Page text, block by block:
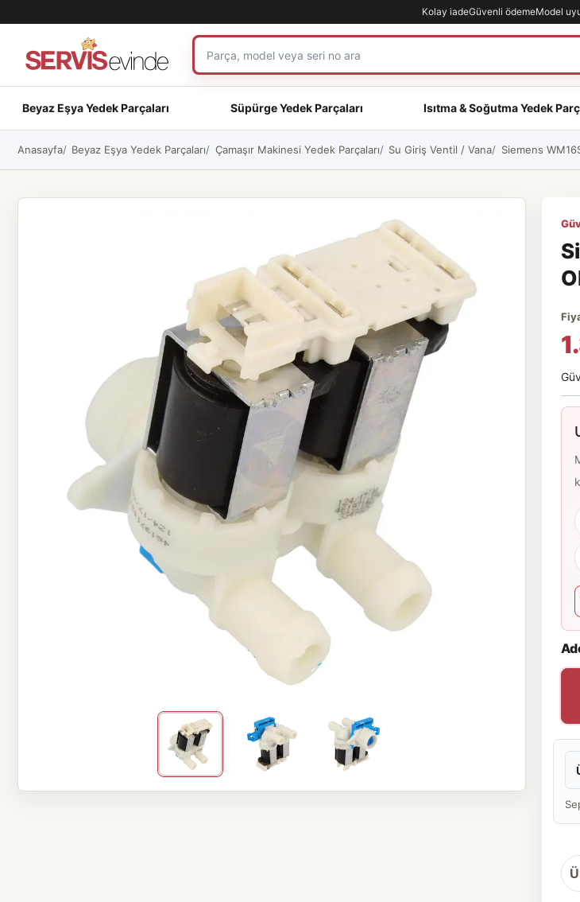
Kolay iadeGüvenli ödemeModel
Beyaz Eşya Yedek Parçaları Süpürge Yedek Parçaları Isıtma & Soğutma Yedek
Anasayfa Beyaz Eşya Yedek Parçaları Çamaşır Makinesi Yedek Parçaları Su Giriş Ventil / Vana Siemens